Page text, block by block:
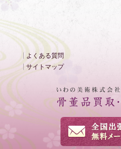
よくある質問
サイトマップ